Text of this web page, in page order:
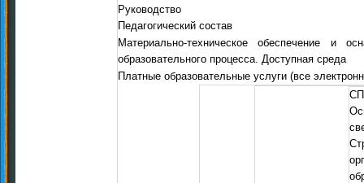
Руководство
Педагогический состав
Материально-техническое обеспечение и
образовательного процесса. Доступная среда
Платные образовательные услуги (все
СП